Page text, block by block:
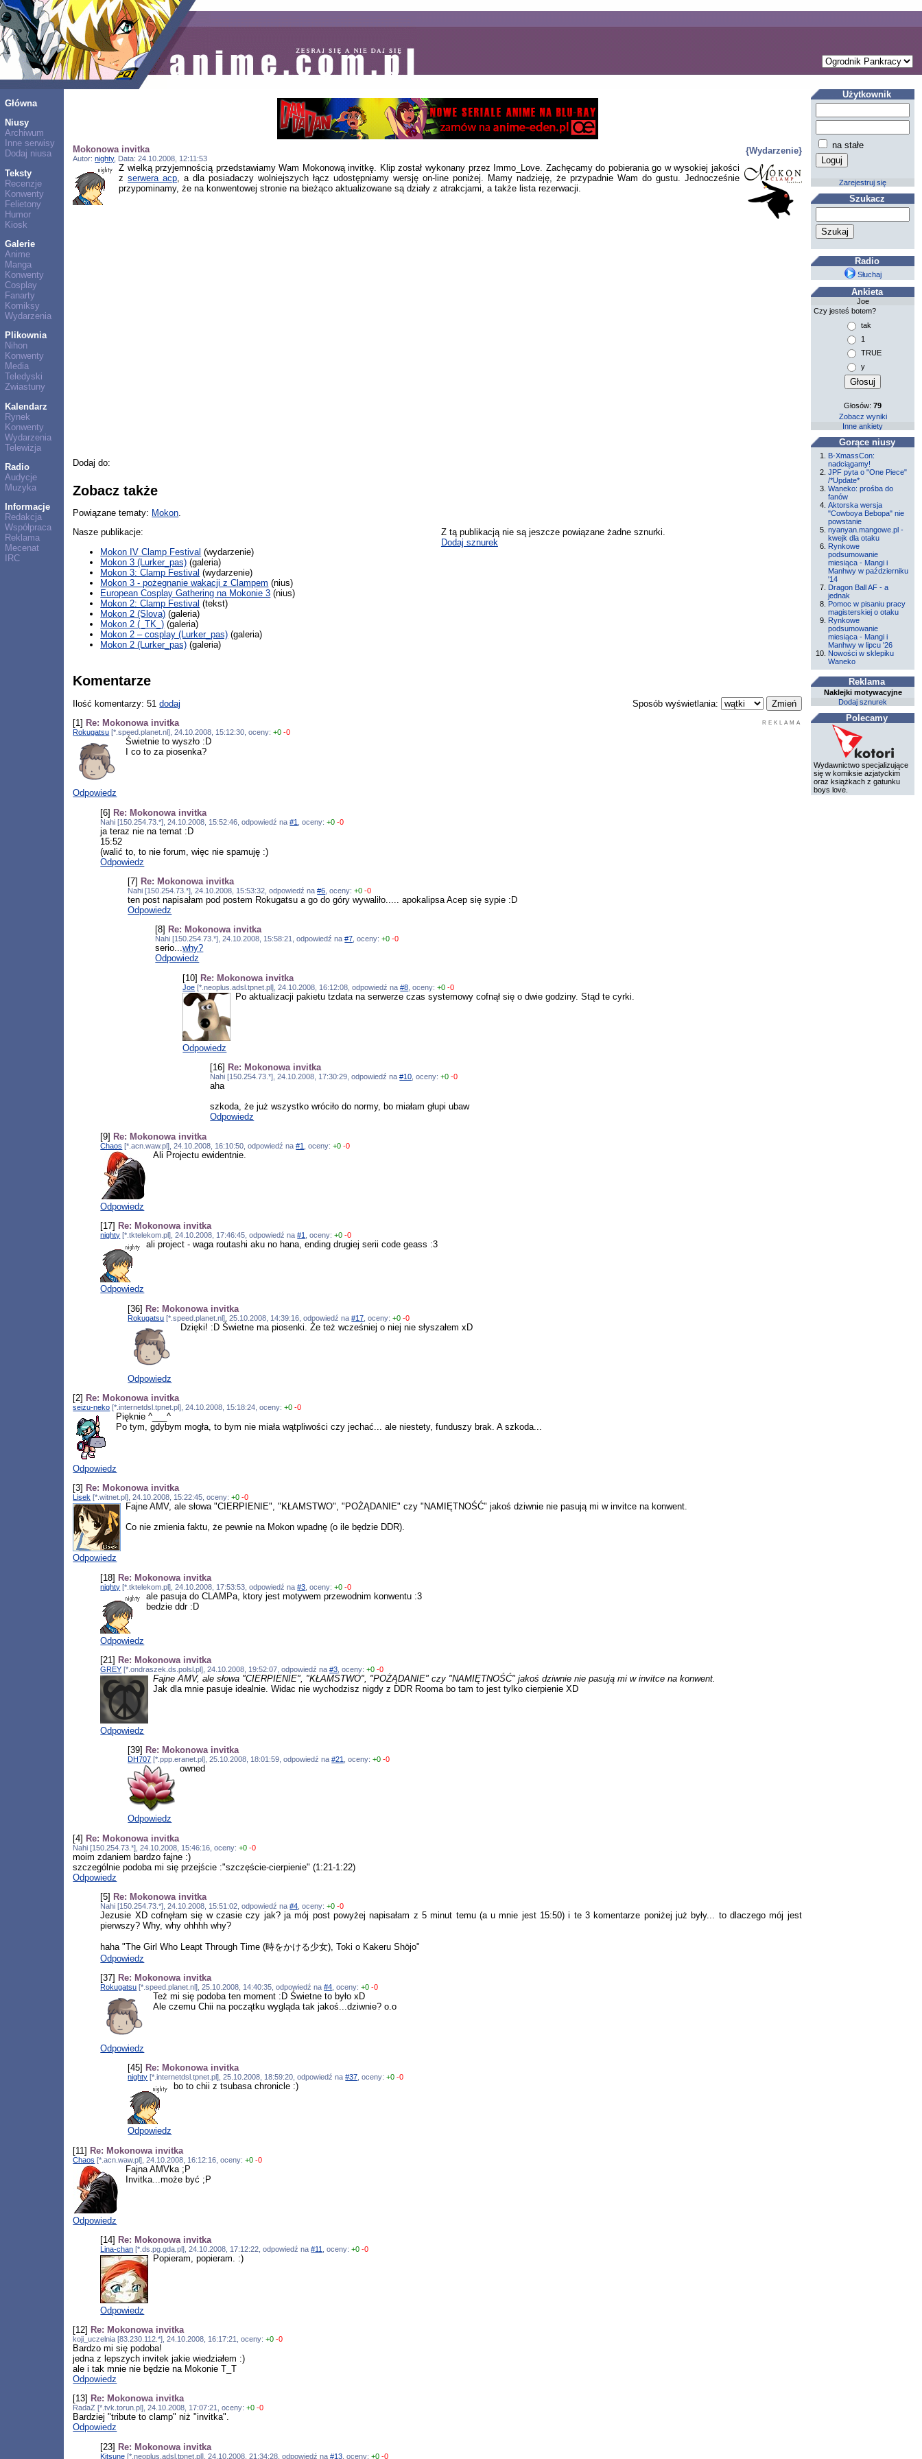
Główna
Niusy
Archiwum
Inne serwisy
Dodaj niusa
Teksty
Recenzje
Konwenty
Felietony
Humor
Kiosk
Galerie
Anime
Manga
Konwenty
Cosplay
Fanarty
Komiksy
Wydarzenia
Plikownia
Nihon
Konwenty
Media
Teledyski
Zwiastuny
Kalendarz
Rynek
Konwenty
Wydarzenia
Telewizja
Radio
Audycje
Muzyka
Informacje
Redakcja
Współpraca
Reklama
Mecenat
IRC
{Wydarzenie}
Mokonowa invitka
Autor:nighty, Data: 24.10.2008, 12:11:53
Z wielką przyjemnością przedstawiamy Wam Mokonową invitkę. Klip został wykonany przez Immo_Love. Zachęcamy do pobierania go w wysokiej jakości
z serwera acp , a dla posiadaczy wolniejszych łącz udostępniamy wersję on-line poniżej. Mamy nadzieję, że przypadnie Wam do gustu. Jednocześnie
przypominamy, że na konwentowej stronie na bieżąco aktualizowane są działy z atrakcjami, a także lista rezerwacji.
Dodaj do:
Zobacz także
Powiązane tematy: Mokon
Nasze publikacje:
Mokon IV Clamp Festival (wydarzenie)
Mokon 3 (Lurker_pas) (galeria)
Mokon 3: Clamp Festival (wydarzenie)
Mokon 3 - pożegnanie wakacji z Clampem (nius)
European Cosplay Gathering na Mokonie 3 (nius)
Mokon 2: Clamp Festival (tekst)
Mokon 2 (Slova) (galeria)
Mokon 2 (_TK_) (galeria)
Mokon 2 – cosplay (Lurker_pas) (galeria)
Mokon 2 (Lurker_pas) (galeria)
Z tą publikacją nie są jeszcze powiązane żadne sznurki.
Dodaj sznurek
Komentarze
Sposób wyświetlania:
Ilość komentarzy: 51dodaj
REKLAMA
[1] Re: Mokonowa invitka
Rokugatsu [*.speed.planet.nl], 24.10.2008, 15:12:30, oceny:+0 -0
Świetnie to wyszło :D
I co to za piosenka?
Odpowiedz
[6] Re: Mokonowa invitka
Nahi [150.254.73.*], 24.10.2008, 15:52:46, odpowiedź na#1 , oceny:+0 -0
ja teraz nie na temat :D
15:52
(walić to, to nie forum, więc nie spamuję :)
Odpowiedz
[7] Re: Mokonowa invitka
Nahi [150.254.73.*], 24.10.2008, 15:53:32, odpowiedź na#6 , oceny:+0 -0
ten post napisałam pod postem Rokugatsu a go do góry wywaliło..... apokalipsa Acep się sypie :D
Odpowiedz
[8] Re: Mokonowa invitka
Nahi [150.254.73.*], 24.10.2008, 15:58:21, odpowiedź na#7 , oceny:+0 -0
serio...why?
Odpowiedz
[10] Re: Mokonowa invitka
Joe [*.neoplus.adsl.tpnet.pl], 24.10.2008, 16:12:08, odpowiedź na#8 , oceny:+0 -0
Po aktualizacji pakietu tzdata na serwerze czas systemowy cofnął się o dwie godziny. Stąd te cyrki.
Odpowiedz
[16] Re: Mokonowa invitka
Nahi [150.254.73.*], 24.10.2008, 17:30:29, odpowiedź na#10 , oceny:+0 -0
aha
szkoda, że już wszystko wróciło do normy, bo miałam głupi ubaw
Odpowiedz
[9] Re: Mokonowa invitka
Chaos [*.acn.waw.pl], 24.10.2008, 16:10:50, odpowiedź na#1 , oceny:+0 -0
Ali Projectu ewidentnie.
Odpowiedz
[17] Re: Mokonowa invitka
nighty [*.tktelekom.pl], 24.10.2008, 17:46:45, odpowiedź na#1 , oceny:+0 -0
ali project - waga routashi aku no hana, ending drugiej serii code geass :3
Odpowiedz
[36] Re: Mokonowa invitka
Rokugatsu [*.speed.planet.nl], 25.10.2008, 14:39:16, odpowiedź na#17 , oceny:+0 -0
Dzięki! :D Świetne ma piosenki. Że też wcześniej o niej nie słyszałem xD
Odpowiedz
[2] Re: Mokonowa invitka
seizu-neko [*.internetdsl.tpnet.pl], 24.10.2008, 15:18:24, oceny:+0 -0
Pięknie ^___^
Po tym, gdybym mogła, to bym nie miała wątpliwości czy jechać... ale niestety, funduszy brak. A szkoda...
Odpowiedz
[3] Re: Mokonowa invitka
Lisek [*.witnet.pl], 24.10.2008, 15:22:45, oceny:+0 -0
Fajne AMV, ale słowa "CIERPIENIE", "KŁAMSTWO", "POŻĄDANIE" czy "NAMIĘTNOŚĆ" jakoś dziwnie nie pasują mi w invitce na konwent.
Co nie zmienia faktu, że pewnie na Mokon wpadnę (o ile będzie DDR).
Odpowiedz
[18] Re: Mokonowa invitka
nighty [*.tktelekom.pl], 24.10.2008, 17:53:53, odpowiedź na#3 , oceny:+0 -0
ale pasuja do CLAMPa, ktory jest motywem przewodnim konwentu :3
bedzie ddr :D
Odpowiedz
[21] Re: Mokonowa invitka
GREY [*.ondraszek.ds.polsl.pl], 24.10.2008, 19:52:07, odpowiedź na#3 , oceny:+0 -0
Fajne AMV, ale słowa "CIERPIENIE", "KŁAMSTWO", "POŻĄDANIE" czy "NAMIĘTNOŚĆ" jakoś dziwnie nie pasują mi w invitce na konwent.
Jak dla mnie pasuje idealnie. Widac nie wychodzisz nigdy z DDR Rooma bo tam to jest tylko cierpienie XD
Odpowiedz
[39] Re: Mokonowa invitka
DH707 [*.ppp.eranet.pl], 25.10.2008, 18:01:59, odpowiedź na#21 , oceny:+0 -0
owned
Odpowiedz
[4] Re: Mokonowa invitka
Nahi [150.254.73.*], 24.10.2008, 15:46:16, oceny:+0 -0
moim zdaniem bardzo fajne :)
szczególnie podoba mi się przejście :"szczęście-cierpienie" (1:21-1:22)
Odpowiedz
[5] Re: Mokonowa invitka
Nahi [150.254.73.*], 24.10.2008, 15:51:02, odpowiedź na#4 , oceny:+0 -0
Jezusie XD cofnęłam się w czasie czy jak? ja mój post powyżej napisałam z 5 minut temu (a u mnie jest 15:50) i te 3 komentarze poniżej już były... to dlaczego mój jest
pierwszy? Why, why ohhhh why?
haha "The Girl Who Leapt Through Time (時をかける少女), Toki o Kakeru Shōjo"
Odpowiedz
[37] Re: Mokonowa invitka
Rokugatsu [*.speed.planet.nl], 25.10.2008, 14:40:35, odpowiedź na#4 , oceny:+0 -0
Też mi się podoba ten moment :D Świetne to było xD
Ale czemu Chii na początku wygląda tak jakoś...dziwnie? o.o
Odpowiedz
[45] Re: Mokonowa invitka
nighty [*.internetdsl.tpnet.pl], 25.10.2008, 18:59:20, odpowiedź na#37 , oceny:+0 -0
bo to chii z tsubasa chronicle :)
Odpowiedz
[11] Re: Mokonowa invitka
Chaos [*.acn.waw.pl], 24.10.2008, 16:12:16, oceny:+0 -0
Fajna AMVka ;P
Invitka...może być ;P
Odpowiedz
[14] Re: Mokonowa invitka
Lina-chan [*.ds.pg.gda.pl], 24.10.2008, 17:12:22, odpowiedź na#11 , oceny:+0 -0
Popieram, popieram. :)
Odpowiedz
[12] Re: Mokonowa invitka
koji_uczelnia [83.230.112.*], 24.10.2008, 16:17:21, oceny:+0 -0
Bardzo mi się podoba!
jedna z lepszych invitek jakie wiedziałem :)
ale i tak mnie nie będzie na Mokonie T_T
Odpowiedz
[13] Re: Mokonowa invitka
RadaZ [*.tvk.torun.pl], 24.10.2008, 17:07:21, oceny:+0 -0
Bardziej "tribute to clamp" niż "invitka".
Odpowiedz
[23] Re: Mokonowa invitka
Kitsune [*.neoplus.adsl.tpnet.pl], 24.10.2008, 21:34:28, odpowiedź na#13 , oceny:+0 -0
Użytkownik
na stałe
Zarejestruj się
Szukacz
Radio
Słuchaj
Ankieta
Joe
Czy jesteś botem?
tak
1
TRUE
y
Głosów:79
Zobacz wyniki
Inne ankiety
Gorące niusy
B-XmassCon:
nadciągamy!
JPF pyta o "One Piece"
/*Update*
Waneko: prośba do
fanów
Aktorska wersja
"Cowboya Bebopa" nie
powstanie
nyanyan.mangowe.pl -
kwejk dla otaku
Rynkowe
podsumowanie
miesiąca - Mangi i
Manhwy w październiku
'14
Dragon Ball AF - a
jednak
Pomoc w pisaniu pracy
magisterskiej o otaku
Rynkowe
podsumowanie
miesiąca - Mangi i
Manhwy w lipcu '26
Nowości w sklepiku
Waneko
Reklama
Naklejki motywacyjne
Dodaj sznurek
Polecamy
Wydawnictwo specjalizujące
się w komiksie azjatyckim
oraz książkach z gatunku
boys love.